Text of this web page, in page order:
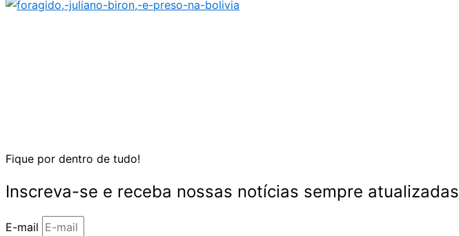
Fique por dentro de tudo!
Inscreva-se e receba nossas notícias sempre atualizadas
E-mail